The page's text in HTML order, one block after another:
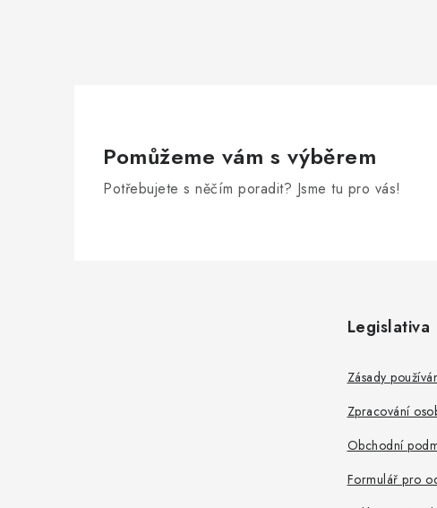
Pomůžeme vám s výběrem
Potřebujete s něčím poradit? Jsme tu pro vás!
Legislativa
Zásady
Zpracování
Obchodní
Formulář pro